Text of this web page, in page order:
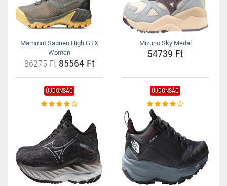
Mammut Sapuen High GTX
Women
86275 Ft85564 Ft
Mizuno Sky Medal
54739 Ft
ÚJDONSÁG ÚJDONSÁG